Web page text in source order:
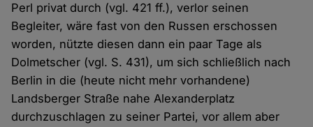
Perl privat durch (vgl. 421 ff.), verlor seinen
Begleiter, wäre fast von den Russen erschossen
worden, nützte diesen dann ein paar Tage als
Dolmetscher (vgl. S. 431), um sich schließlich nach
Berlin in die (heute nicht mehr vorhandene)
Landsberger Straße nahe Alexanderplatz
durchzuschlagen zu seiner Partei, vor allem aber